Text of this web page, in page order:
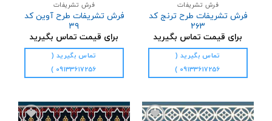
فرش تشریفات
فرش تشریفات طرح ترنج کد
۲۶۳
برای قیمت تماس بگیرید
تماس بگیرید (
09133617256 )
فرش تشریفات
فرش تشریفات طرح آوین کد
۳۹
برای قیمت تماس بگیرید
تماس بگیرید (
09133617256 )